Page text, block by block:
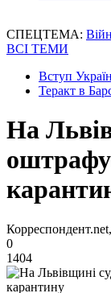
СПЕЦТЕМА:
ВСІ ТЕМИ
Вступ
Теракт в
На
0
1404